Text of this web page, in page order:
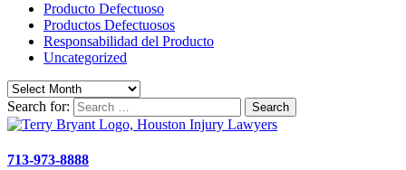
Producto Defectuoso
Productos Defectuosos
Responsabilidad del Producto
Uncategorized
Search for:
713-973-8888